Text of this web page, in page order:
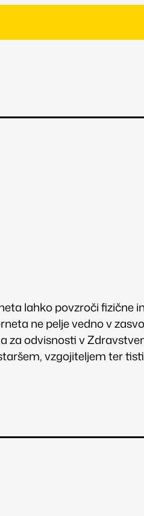
lahko povzroči fizične
ne pelje vedno v
za odvisnosti v
vzgojiteljem ter